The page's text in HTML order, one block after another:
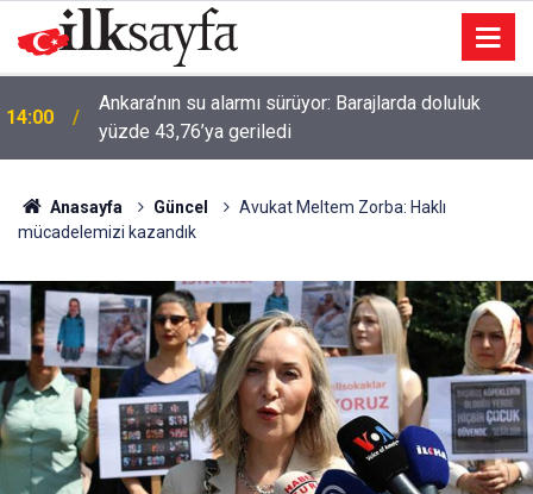
14:00
Ankara’nın su alarmı sürüyor: Barajlarda doluluk
yüzde 43,76’ya geriledi
Anasayfa Güncel
Avukat Meltem Zorba: Haklı
mücadelemizi kazandık